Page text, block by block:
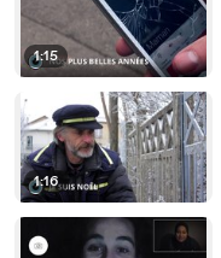
1:15
1:16